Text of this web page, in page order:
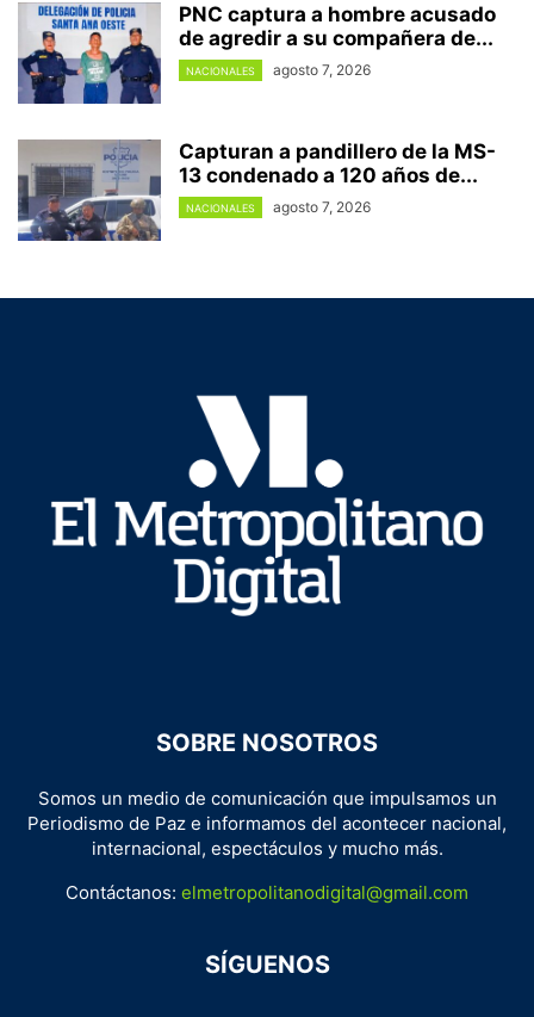
PNC captura a hombre acusado
de agredir a su compañera de...
NACIONALES agosto 7, 2026
Capturan a pandillero de la MS-
13 condenado a 120 años de...
NACIONALES agosto 7, 2026
SOBRE NOSOTROS
Somos un medio de comunicación que impulsamos un
Periodismo de Paz e informamos del acontecer nacional,
internacional, espectáculos y mucho más.
Contáctanos: elmetropolitanodigital@gmail.com
SÍGUENOS